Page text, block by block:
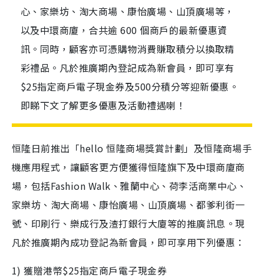
心、家樂坊、淘大商場、康怡廣場、山頂廣場等，
以及中環商廈，合共逾 600 個商戶的最新優惠資
訊。同時，顧客亦可憑購物消費賺取積分以換取精
彩禮品。凡於推廣期內登記成為新會員，即可享有
$25指定商戶電子現金券及500分積分等迎新優惠。
即睇下文了解更多優惠及活動禮遇喇！
恒隆日前推出「hello 恒隆商場獎賞計劃」及恒隆商場手
機應用程式，讓顧客更方便獲得恒隆旗下及中環商廈商
場，包括Fashion Walk、雅蘭中心、荷李活商業中心、
家樂坊、淘大商場、康怡廣場、山頂廣場、都爹利街一
號、印刷行、樂成行及渣打銀行大廈等的推廣訊息。現
凡於推廣期內成功登記為新會員，即可享用下列優惠：
1) 獲贈港幣$25指定商戶電子現金券